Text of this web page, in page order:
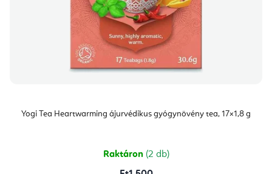
Yogi Tea Heartwarming ájurvédikus gyógynövény tea, 17×1,8 g
Raktáron (2 db)